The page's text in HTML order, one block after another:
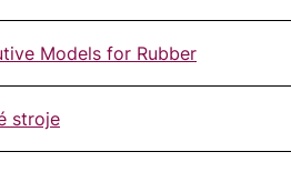
Models for Rubber
stroje